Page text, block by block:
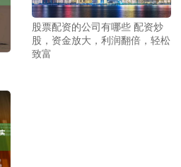
股票配资的公司有哪些 配资炒
股，资金放大，利润翻倍，轻松
致富